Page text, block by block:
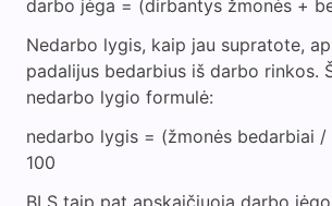
darbo jėga = (dirbantys žmonės +
Nedarbo lygis, kaip jau supratote,
padalijus bedarbius iš darbo rinkos.
nedarbo lygio formulė:
nedarbo lygis = (žmonės bedarbiai
100